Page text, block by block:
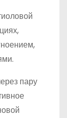
пару